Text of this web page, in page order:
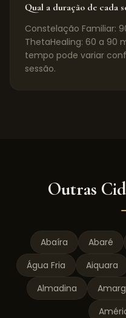
Qual a duração de cada
Constelação Familiar:
ThetaHealing: 60 a 90
tempo pode variar
sessão.
Outras
Abaíra Abaré
Água Fria
Aiquara
Almadina